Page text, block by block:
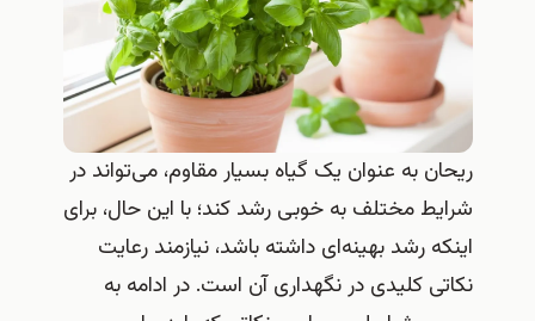
ریحان به عنوان یک گیاه بسیار مقاوم، می‌تواند در
شرایط مختلف به خوبی رشد کند؛ با این حال، برای
اینکه رشد بهینه‌ای داشته باشد، نیازمند رعایت
نکاتی کلیدی در نگهداری آن است. در ادامه به